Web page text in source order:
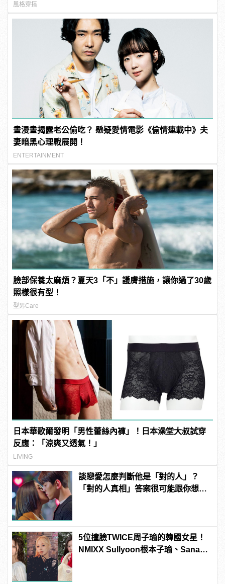
風格穿搭
畫漫畫揭露老公偷吃？ 懸疑愛情電影《偷情連載中》夫
妻暗黑心理戰展開！
ENTERTAINMENT
臉部保養太麻煩？夏天3「不」護膚措施，讓你過了30歲
照樣很有型！
型男Care
日本華歌爾發明「男性蕾絲內褲」！日本澡堂大叔試穿
反應：「涼爽又透氣！」
LIVING
談戀愛怎麼判斷他是「對的人」？
「對的人真相」答案很可能跟你想得
5位撞臉TWICE周子瑜的韓國女星！
NMIXX Sullyoon根本子瑜、Sana綜